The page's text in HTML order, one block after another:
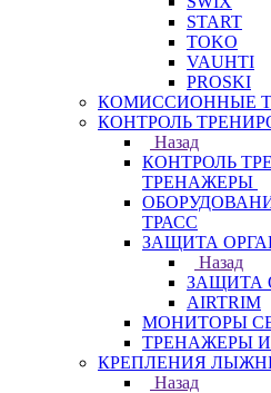
START
TOKO
VAUHTI
PROSKI
КОМИССИОННЫЕ
КОНТРОЛЬ
Назад
КОНТРОЛЬ
ТРЕНАЖЕРЫ
ТРАСС
ЗАЩИТА
Назад
ЗАЩИТА
AIRTRIM
МОНИТОРЫ
ТРЕНАЖЕРЫ
КРЕПЛЕНИЯ
Назад